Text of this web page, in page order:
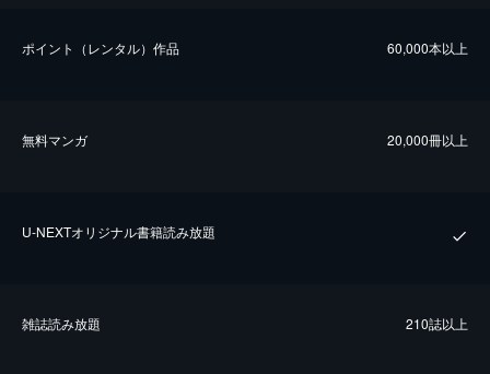
ポイント（レンタル）作品 60,000本以上
無料マンガ 20,000冊以上
U-NEXTオリジナル書籍読み放題
雑誌読み放題 210誌以上